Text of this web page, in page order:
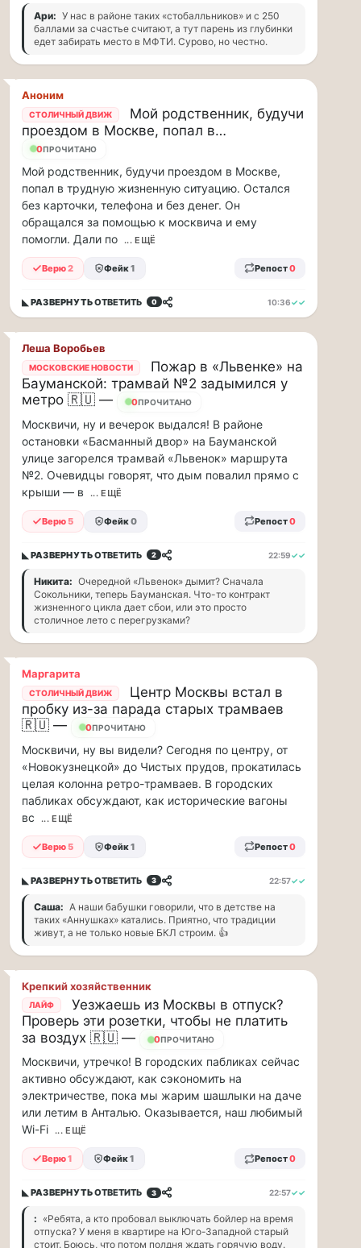
«Гайд
Парк».
время
всей
семьей
и
по...
Москвичи,
привет!
Пока
мы
тут
столице
обсуждаем…
Москвичи,
привет!
Пока
мы
тут
в
столице
обсуждаем
новые
тарифы,
электробусы
дефицит
в
регионах
коммунальщики
«гениальный»
способ
решать
проблемы
с
кадрами...
Я
считаю,
что
тепрь
нам
должны
чаевые…
считаю,
тепрь
нам
должны
заправщики
чаевые
давать,
что
с
такими
ценами
и
проблемами,
в
очередь
Ари: У нас в районе таких «стобалльников» и с 250
баллами за счастье считают, а тут парень из глубинки
едет забирать место в МФТИ. Сурово, но честно.
Аноним
СТОЛИЧНЫЙ ДВИЖ
Мой родственник, будучи
проездом в Москве, попал в…
24ПРОЧИТАНО
Мой родственник, будучи проездом в Москве,
попал в трудную жизненную ситуацию. Остался
без карточки, телефона и без денег. Он
обращался за помощью к москвича и ему
помогли. Дали по ... ЕЩЁ
Верю2 Фейк1 Репост0
◣ РАЗВЕРНУТЬОТВЕТИТЬ 0 10:36✓✓
Леша Воробьев
МОСКОВСКИЕ НОВОСТИ
Пожар в «Львенке» на
Бауманской: трамвай №2 задымился у
метро 🇷🇺 —
12ПРОЧИТАНО
Москвичи, ну и вечерок выдался! В районе
остановки «Басманный двор» на Бауманской
улице загорелся трамвай «Львенок» маршрута
№2. Очевидцы говорят, что дым повалил прямо с
крыши — в
... ЕЩЁ
Верю 5 Фейк0 Репост0
◣ РАЗВЕРНУТЬОТВЕТИТЬ 2 22:59✓✓
Никита: Очередной «Львенок» дымит? Сначала
Сокольники, теперь Бауманская. Что-то контракт
жизненного цикла дает сбои, или это просто
столичное лето с перегрузками?
Маргарита
СТОЛИЧНЫЙ ДВИЖ
Центр Москвы встал в
пробку из-за парада старых трамваев
🇷🇺 —
16ПРОЧИТАНО
Москвичи, ну вы видели? Сегодня по центру, от
«Новокузнецкой» до Чистых прудов, прокатилась
целая колонна ретро-трамваев. В городских
пабликах обсуждают, как исторические вагоны
вс
... ЕЩЁ
Верю 5 Фейк1 Репост0
◣ РАЗВЕРНУТЬОТВЕТИТЬ 3 22:57✓✓
Саша: А наши бабушки говорили, что в детстве на
таких «Аннушках» катались. Приятно, что традиции
живут, а не только новые БКЛ строим. 👍
Крепкий хозяйственник
ЛАЙФ
Уезжаешь из Москвы в отпуск?
Проверь эти розетки, чтобы не платить
за воздух 🇷🇺 —
15ПРОЧИТАНО
Москвичи, утречко! В городских пабликах сейчас
активно обсуждают, как сэкономить на
электричестве, пока мы жарим шашлыки на даче
или летим в Анталью. Оказывается, наш любимый
Wi-Fi ... ЕЩЁ
Верю1 Фейк1 Репост0
◣ РАЗВЕРНУТЬОТВЕТИТЬ 3 22:57✓✓
: «Ребята, а кто пробовал выключать бойлер на время
отпуска? У меня в квартире на Юго-Западной старый
стоит. Боюсь, что потом полдня ждать горячую воду.